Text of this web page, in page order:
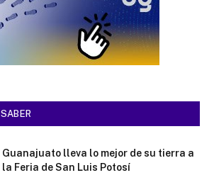
SABER
Guanajuato lleva lo mejor de su tierra a
la Feria de San Luis Potosí